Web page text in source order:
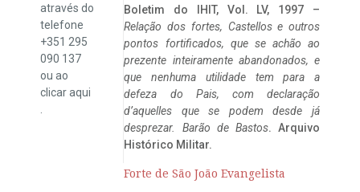
através do
telefone
+351 295
090 137
ou ao
clicaraqui
Boletim do IHIT, Vol. LV, 1997 –
Relação dos fortes, Castellos e outros
pontos fortificados, que se achão ao
prezente inteiramente abandonados, e
que nenhuma utilidade tem para a
defeza do Pais, com declaração
d’aquelles que se podem desde já
desprezar. Barão de Bastos. Arquivo
Histórico Militar.
Forte de São João Evangelista